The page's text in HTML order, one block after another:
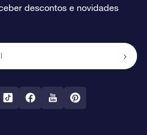
descontos e novidades